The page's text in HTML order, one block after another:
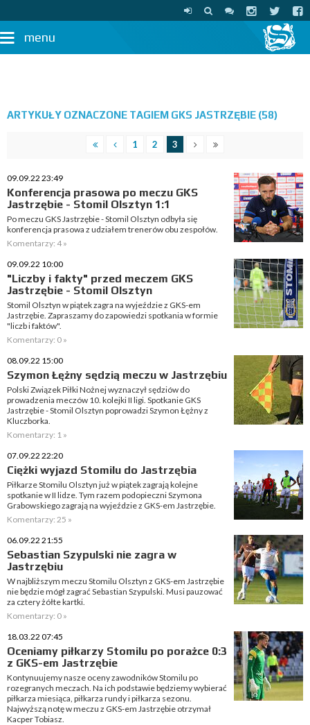
menu
ARTYKUŁY OZNACZONE TAGIEM GKS JASTRZĘBIE (58)
1 2 3
09.09.22 23:49
Konferencja prasowa po meczu GKS
Jastrzębie - Stomil Olsztyn 1:1
Po meczu GKS Jastrzębie - Stomil Olsztyn odbyła się
konferencja prasowa z udziałem trenerów obu zespołów.
Komentarzy: 4 »
09.09.22 10:00
"Liczby i fakty" przed meczem GKS
Jastrzębie - Stomil Olsztyn
Stomil Olsztyn w piątek zagra na wyjeździe z GKS-em
Jastrzębie. Zapraszamy do zapowiedzi spotkania w formie
"liczb i faktów".
Komentarzy: 0 »
08.09.22 15:00
Szymon Łężny sędzią meczu w Jastrzębiu
Polski Związek Piłki Nożnej wyznaczył sędziów do
prowadzenia meczów 10. kolejki II ligi. Spotkanie GKS
Jastrzębie - Stomil Olsztyn poprowadzi Szymon Łężny z
Kluczborka.
Komentarzy: 1 »
07.09.22 22:20
Ciężki wyjazd Stomilu do Jastrzębia
Piłkarze Stomilu Olsztyn już w piątek zagrają kolejne
spotkanie w II lidze. Tym razem podopieczni Szymona
Grabowskiego zagrają na wyjeździe z GKS-em Jastrzębie.
Komentarzy: 25 »
06.09.22 21:55
Sebastian Szypulski nie zagra w
Jastrzębiu
W najbliższym meczu Stomilu Olsztyn z GKS-em Jastrzębie
nie będzie mógł zagrać Sebastian Szypulski. Musi pauzować
za cztery żółte kartki.
Komentarzy: 0 »
18.03.22 07:45
Oceniamy piłkarzy Stomilu po porażce 0:3
z GKS-em Jastrzębie
Kontynuujemy nasze oceny zawodników Stomilu po
rozegranych meczach. Na ich podstawie będziemy wybierać
piłkarza miesiąca, piłkarza rundy i piłkarza sezonu.
Najwyższą notę w meczu z GKS-em Jastrzębie otrzymał
Kacper Tobiasz.